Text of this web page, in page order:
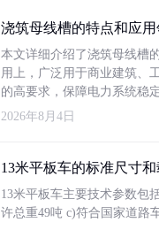
浇筑母线槽的特点和应
本文详细介绍了浇筑母线槽
用上，广泛用于商业建筑、
的高要求，保障电力系统稳
2026年8月4日
13米平板车的标准尺寸
13米平板车主要技术参数包
许总重49吨 c)符合国家道路